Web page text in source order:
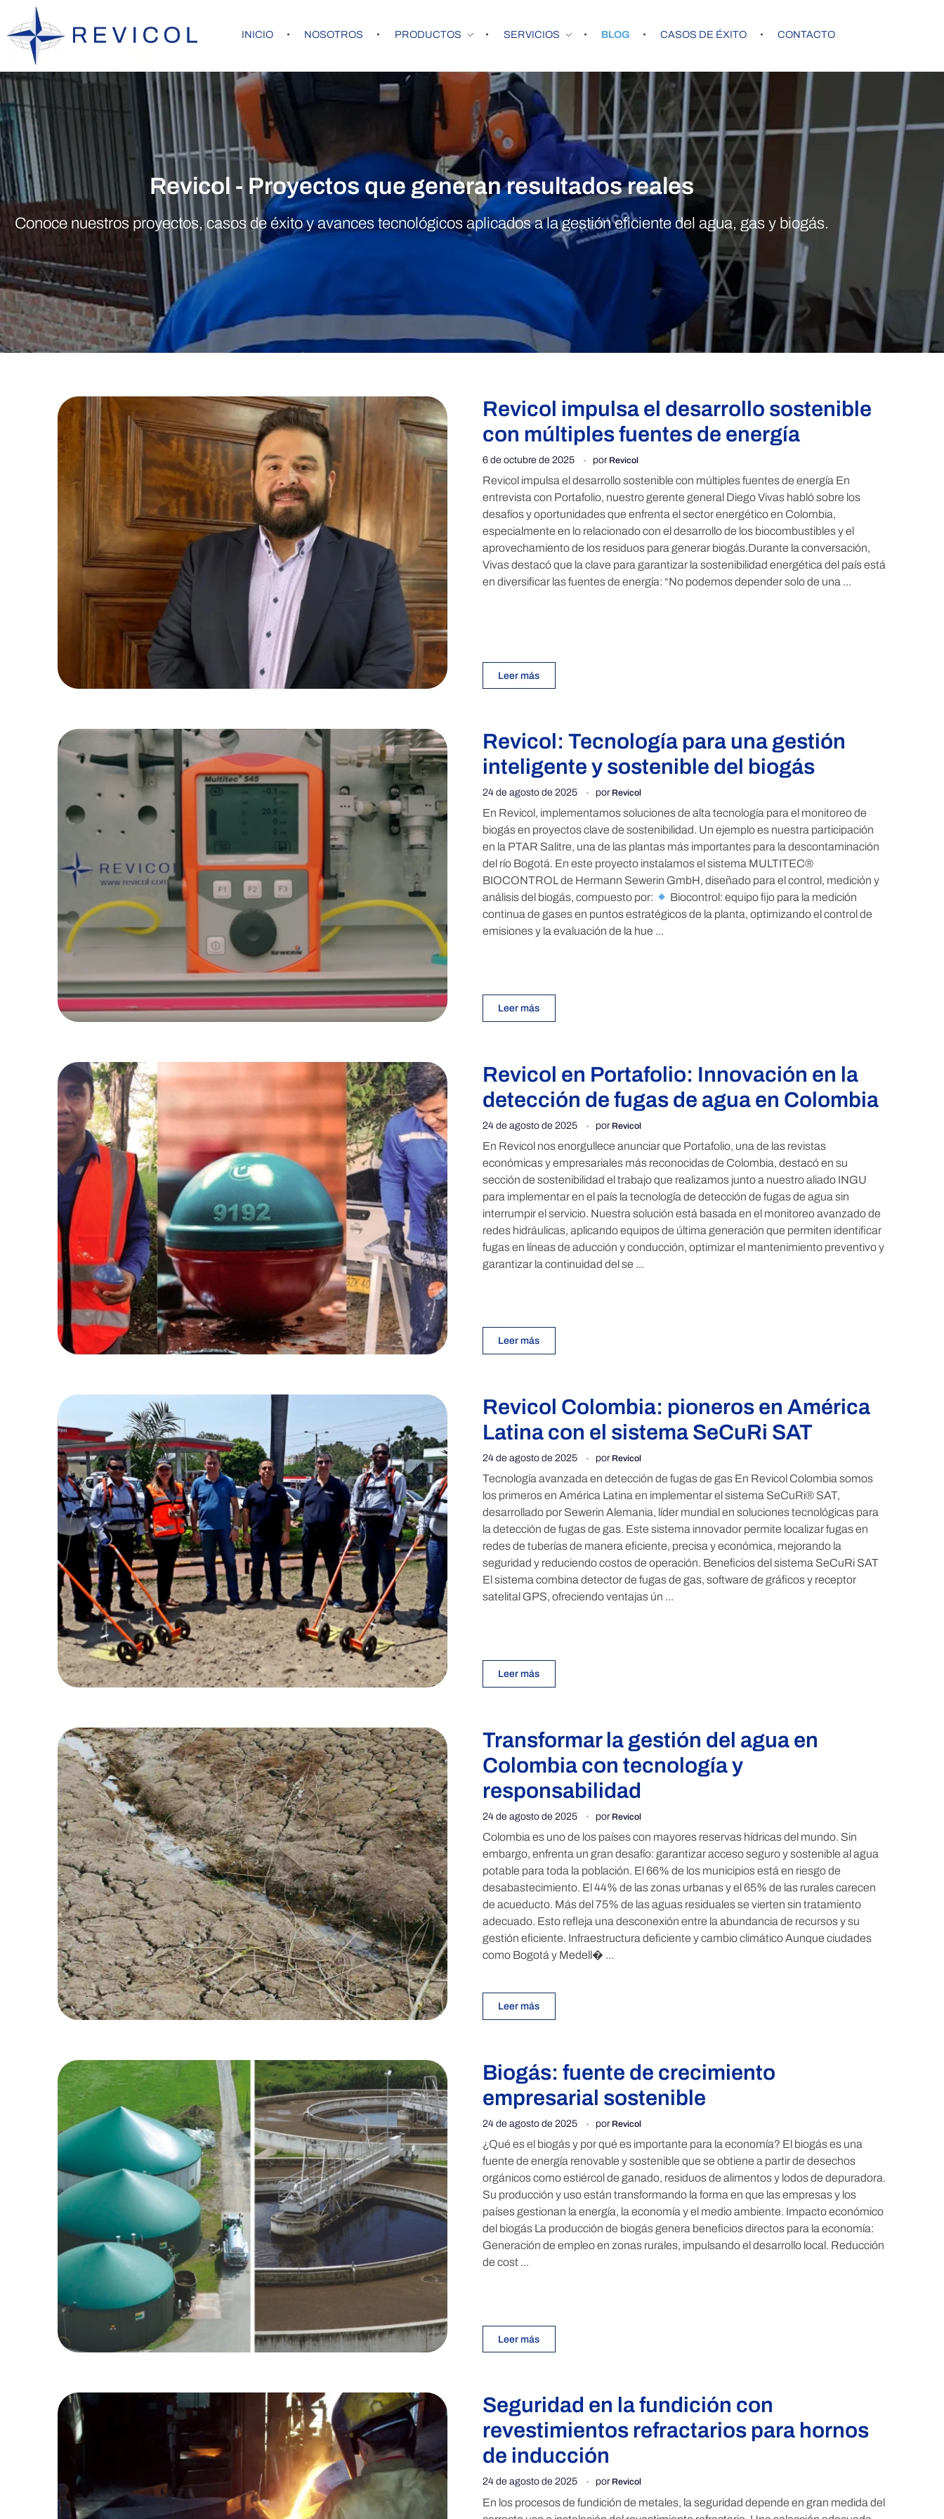
INICIO NOSOTROS PRODUCTOS SERVICIOS BLOG CASOS DE ÉXITO CONTACTO
Revicol - Proyectos que generan resultados reales
Conoce nuestros proyectos, casos de éxito y avances tecnológicos aplicados a la gestión eficiente del agua, gas y biogás.
Revicol impulsa el desarrollo sostenible
con múltiples fuentes de energía
6 de octubre de 2025 por Revicol
Revicol impulsa el desarrollo sostenible con múltiples fuentes de energía En
entrevista con Portafolio, nuestro gerente general Diego Vivas habló sobre los
desafíos y oportunidades que enfrenta el sector energético en Colombia,
especialmente en lo relacionado con el desarrollo de los biocombustibles y el
aprovechamiento de los residuos para generar biogás.Durante la conversación,
Vivas destacó que la clave para garantizar la sostenibilidad energética del país está
en diversificar las fuentes de energía: “No podemos depender solo de una ...
Leer más
Revicol: Tecnología para una gestión
inteligente y sostenible del biogás
24 de agosto de 2025 por Revicol
En Revicol, implementamos soluciones de alta tecnología para el monitoreo de
biogás en proyectos clave de sostenibilidad. Un ejemplo es nuestra participación
en la PTAR Salitre, una de las plantas más importantes para la descontaminación
del río Bogotá. En este proyecto instalamos el sistema MULTITEC®
BIOCONTROL de Hermann Sewerin GmbH, diseñado para el control, medición y
análisis del biogás, compuesto por:
Biocontrol: equipo fijo para la medición
continua de gases en puntos estratégicos de la planta, optimizando el control de
emisiones y la evaluación de la hue ...
Leer más
Revicol en Portafolio: Innovación en la
detección de fugas de agua en Colombia
24 de agosto de 2025 por Revicol
En Revicol nos enorgullece anunciar que Portafolio, una de las revistas
económicas y empresariales más reconocidas de Colombia, destacó en su
sección de sostenibilidad el trabajo que realizamos junto a nuestro aliado INGU
para implementar en el país la tecnología de detección de fugas de agua sin
interrumpir el servicio. Nuestra solución está basada en el monitoreo avanzado de
redes hidráulicas, aplicando equipos de última generación que permiten identificar
fugas en líneas de aducción y conducción, optimizar el mantenimiento preventivo y
garantizar la continuidad del se ...
Leer más
Revicol Colombia: pioneros en América
Latina con el sistema SeCuRi SAT
24 de agosto de 2025 por Revicol
Tecnología avanzada en detección de fugas de gas En Revicol Colombia somos
los primeros en América Latina en implementar el sistema SeCuRi® SAT,
desarrollado por Sewerin Alemania, líder mundial en soluciones tecnológicas para
la detección de fugas de gas. Este sistema innovador permite localizar fugas en
redes de tuberías de manera eficiente, precisa y económica, mejorando la
seguridad y reduciendo costos de operación. Beneficios del sistema SeCuRi SAT
El sistema combina detector de fugas de gas, software de gráficos y receptor
satelital GPS, ofreciendo ventajas ún ...
Leer más
Transformar la gestión del agua en
Colombia con tecnología y
responsabilidad
24 de agosto de 2025 por Revicol
Colombia es uno de los países con mayores reservas hídricas del mundo. Sin
embargo, enfrenta un gran desafío: garantizar acceso seguro y sostenible al agua
potable para toda la población. El 66% de los municipios está en riesgo de
desabastecimiento. El 44% de las zonas urbanas y el 65% de las rurales carecen
de acueducto. Más del 75% de las aguas residuales se vierten sin tratamiento
adecuado. Esto refleja una desconexión entre la abundancia de recursos y su
gestión eficiente. Infraestructura deficiente y cambio climático Aunque ciudades
como Bogotá y Medell� ...
Leer más
Biogás: fuente de crecimiento
empresarial sostenible
24 de agosto de 2025 por Revicol
¿Qué es el biogás y por qué es importante para la economía? El biogás es una
fuente de energía renovable y sostenible que se obtiene a partir de desechos
orgánicos como estiércol de ganado, residuos de alimentos y lodos de depuradora.
Su producción y uso están transformando la forma en que las empresas y los
países gestionan la energía, la economía y el medio ambiente. Impacto económico
del biogás La producción de biogás genera beneficios directos para la economía:
Generación de empleo en zonas rurales, impulsando el desarrollo local. Reducción
de cost ...
Leer más
Seguridad en la fundición con
revestimientos refractarios para hornos
de inducción
24 de agosto de 2025 por Revicol
En los procesos de fundición de metales, la seguridad depende en gran medida del